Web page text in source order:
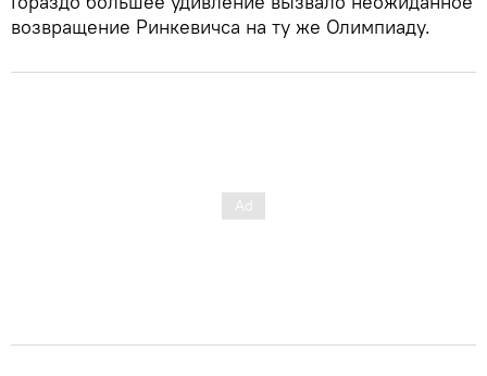
возвращение Ринкевичса на ту же Олимпиаду.